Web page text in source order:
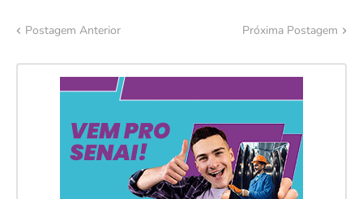
Postagem Anterior Próxima Postagem